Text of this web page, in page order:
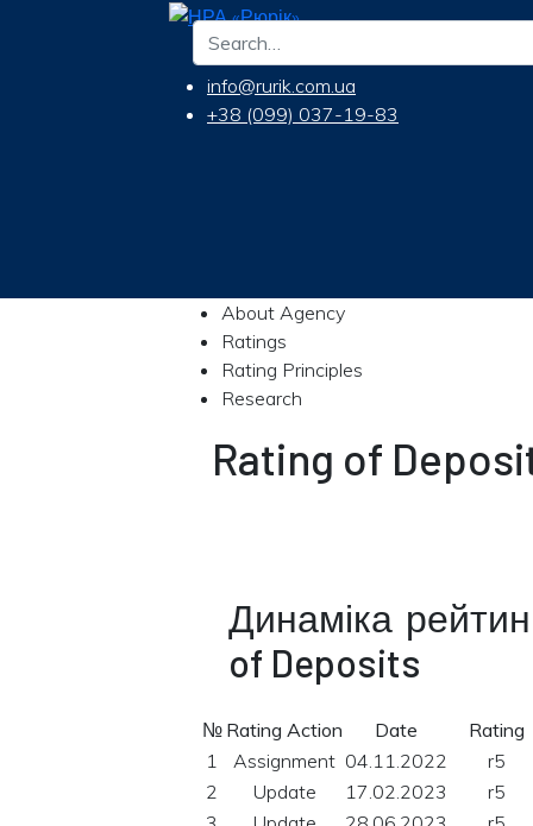
info@rurik.com.ua
+38 (099) 037-19-83
About Agency
Ratings
Rating Principles
Research
Rating of
Динаміка
of Deposits
№ Rating Action Date
Rating
1
Assignment 04.11.2022
r5
2
Update 17.02.2023
r5